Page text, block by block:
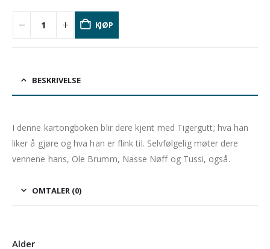
KJØP
BESKRIVELSE
I denne kartongboken blir dere kjent med Tigergutt; hva han
liker å gjøre og hva han er flink til. Selvfølgelig møter dere
vennene hans, Ole Brumm, Nasse Nøff og Tussi, også.
OMTALER (0)
Alder